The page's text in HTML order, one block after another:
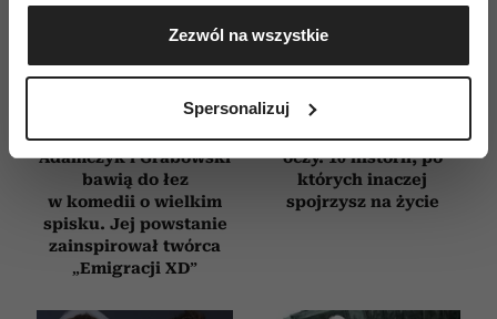
Gromadzić dane dotyczące Twojej lokalizacji
geograficznej z dokładnością nawet do kilku metrów
Identyfikować Twoje urządzenie, aktywnie
(fingerprinting, czyli wirtualny odcisk palca)
dane są przetwarzane oraz ustaw własne preferencje w
sekcji szczegółów. W Deklaracji plików cookie możesz
zmienić lub wycofać swoją zgodę w dowolnej chwili.
Wykorzystujemy pliki cookie do spersonalizowania treści
i reklam, aby oferować funkcje społecznościowe i
Zezwól na wszystkie
Spersonalizuj
Woronowicz,
Adamczyk i Grabowski
bawią do łez
w komedii o wielkim
spisku. Jej powstanie
zainspirował twórca
„Emigracji XD”
Filmy, które otwierają
oczy. 10 historii, po
których inaczej
spojrzysz na życie